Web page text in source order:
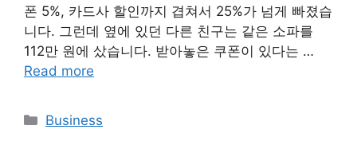
폰 5%, 카드사 할인까지 겹쳐서 25%가 넘게 빠졌습
니다. 그런데 옆에 있던 다른 친구는 같은 소파를
112만 원에 샀습니다. 받아놓은 쿠폰이 있다는 …
Read more
Categories
Business